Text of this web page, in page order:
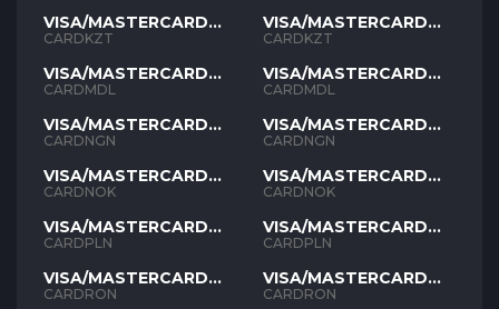
VISA/MASTERCARD
KZT
CARDKZT
VISA/MASTERCARD
MDL
CARDMDL
VISA/MASTERCARD
NGN
CARDNGN
VISA/MASTERCARD
NOK
CARDNOK
VISA/MASTERCARD
PLN
CARDPLN
VISA/MASTERCARD
RON
CARDRON
VISA/MASTERCARD
KZT
CARDKZT
VISA/MASTERCARD
MDL
CARDMDL
VISA/MASTERCARD
NGN
CARDNGN
VISA/MASTERCARD
NOK
CARDNOK
VISA/MASTERCARD
PLN
CARDPLN
VISA/MASTERCARD
RON
CARDRON